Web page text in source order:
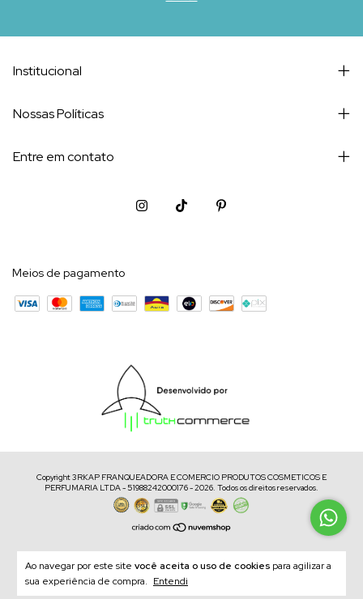
Ao navegar por este site você aceita o uso de cookies para agilizar a
sua experiência de compra. Entendi
Institucional
Nossas Políticas
Entre em contato
Meios de pagamento
Copyright 3RKAP FRANQUEADORA E COMERCIO PRODUTOS COSMETICOS E
PERFUMARIA LTDA - 51988242000176 - 2026. Todos os direitos reservados.